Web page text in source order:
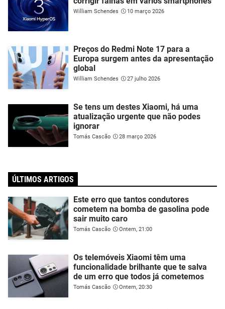
William Schendes 10 março 2026
Preços do Redmi Note 17 para a
Europa surgem antes da apresentação
global
William Schendes 27 julho 2026
Se tens um destes Xiaomi, há uma
atualização urgente que não podes
ignorar
Tomás Cascão 28 março 2026
ÚLTIMOS ARTIGOS
Este erro que tantos condutores
cometem na bomba de gasolina pode
sair muito caro
Tomás Cascão Ontem, 21:00
Os telemóveis Xiaomi têm uma
funcionalidade brilhante que te salva
de um erro que todos já cometemos
Tomás Cascão Ontem, 20:30